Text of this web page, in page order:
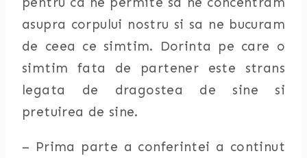
asupra corpului nostru si sa ne bucuram
de ceea ce simtim. Dorinta pe care o
simtim fata de partener este strans
legata de dragostea de sine si
pretuirea de sine.
– Prima parte a conferintei a continut